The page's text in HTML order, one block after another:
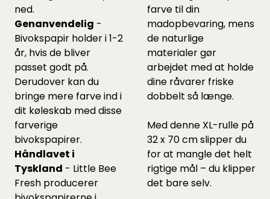
ned.
Genanvendelig -
Bivokspapir holder i 1-2
år, hvis de bliver
passet godt på.
Derudover kan du
bringe mere farve ind i
dit køleskab med disse
farverige
bivokspapirer.
Håndlavet i
Tyskland - Little Bee
Fresh producerer
farve til din
madopbevaring, mens
de naturlige
materialer gør
arbejdet med at holde
dine råvarer friske
dobbelt så længe.
Med denne XL-rulle på
32 x 70 cm slipper du
for at mangle det helt
rigtige mål – du klipper
det bare selv.